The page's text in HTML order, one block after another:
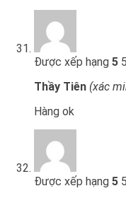
Được xếp hạng 5
Thầy Tiên (xác
Hàng ok
Được xếp hạng 5